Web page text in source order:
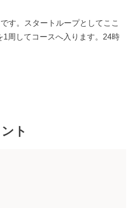
す。スタートループとしてここ
1周してコースへ入ります。24時
ト